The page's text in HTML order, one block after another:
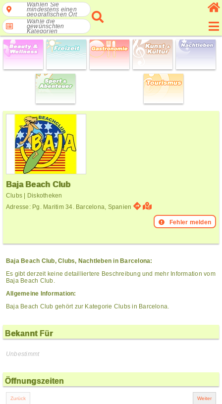
Wählen Sie
mindestens einen
geografischen Ort
Wähle die
gewünschten
Kategorien
Baja Beach Club
Clubs | Diskotheken
Adresse: Pg. Maritim 34. Barcelona, Spanien
Fehler melden
Baja Beach Club, Clubs, Nachtleben in Barcelona:
Es gibt derzeit keine detailliertere Beschreibung und mehr Information vom
Baja Beach Club.
Allgemeine Information:
Baja Beach Club gehört zur Kategorie Clubs in Barcelona.
Bekannt Für
Unbestimmt
Öffnungszeiten